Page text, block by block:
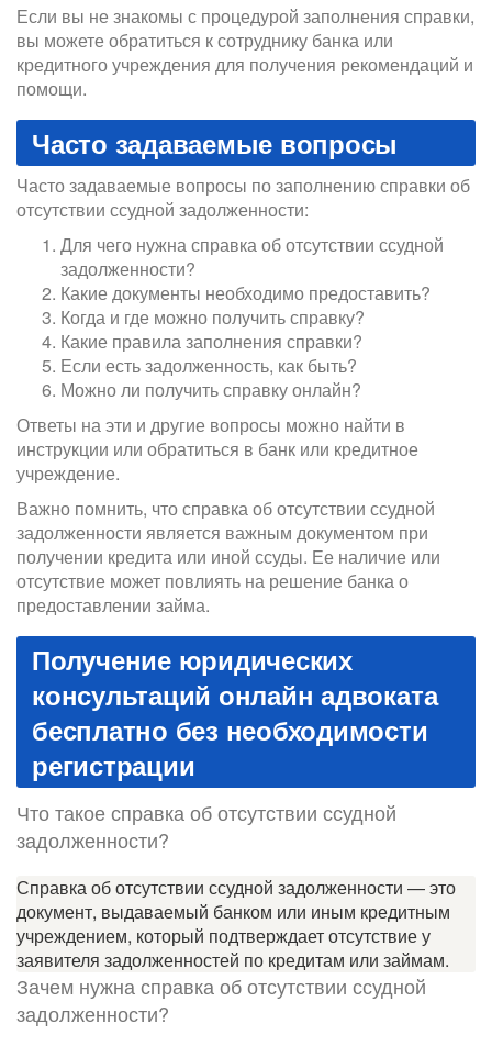
Если вы не знакомы с процедурой заполнения справки,
вы можете обратиться к сотруднику банка или
кредитного учреждения для получения рекомендаций и
помощи.
Часто задаваемые вопросы
Часто задаваемые вопросы по заполнению справки об
отсутствии ссудной задолженности:
Для чего нужна справка об отсутствии ссудной
задолженности?
Какие документы необходимо предоставить?
Когда и где можно получить справку?
Какие правила заполнения справки?
Если есть задолженность, как быть?
Можно ли получить справку онлайн?
Ответы на эти и другие вопросы можно найти в
инструкции или обратиться в банк или кредитное
учреждение.
Важно помнить, что справка об отсутствии ссудной
задолженности является важным документом при
получении кредита или иной ссуды. Ее наличие или
отсутствие может повлиять на решение банка о
предоставлении займа.
Получение юридических
консультаций онлайн адвоката
бесплатно без необходимости
регистрации
Что такое справка об отсутствии ссудной
задолженности?
Справка об отсутствии ссудной задолженности — это
документ, выдаваемый банком или иным кредитным
учреждением, который подтверждает отсутствие у
заявителя задолженностей по кредитам или займам.
Зачем нужна справка об отсутствии ссудной
задолженности?